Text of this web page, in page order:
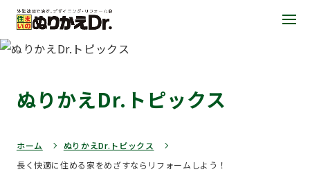
ぬりかえDr.トピックス
ホーム
ぬりかえDr.トピックス
長く快適に住める家をめざすならリフォームしよう！